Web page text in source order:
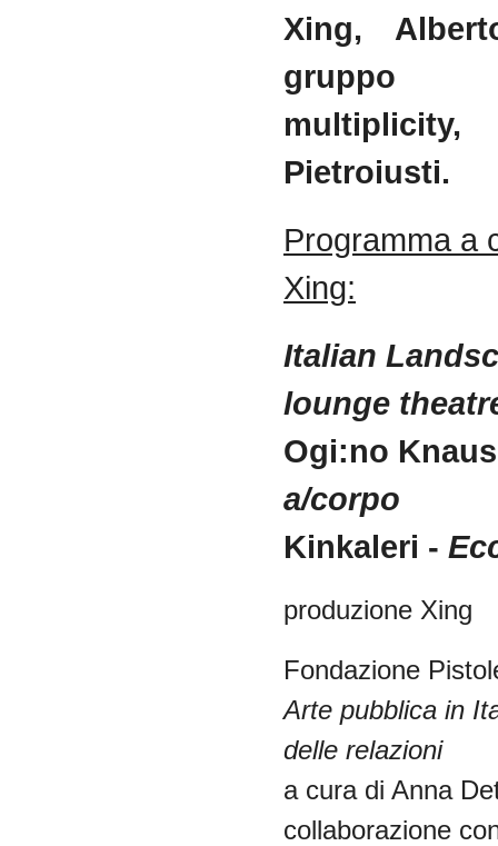
Xing,
Pietroiusti.
Programma a
Xing:
Italian
lounge
Ogi:no
a/corpo
Kinkaleri -
produzione Xing
Fondazione
Arte pubblica in
delle relazioni
a cura di Anna
collaborazione